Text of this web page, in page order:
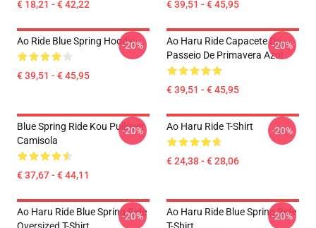
€ 18,21 - € 42,22 € 39,51 - € 45,95
Ao Ride Blue Spring Hoodie
€ 39,51 - € 45,95
-20%
Ao Haru Ride Capacete De
Passeio De Primavera Azul
€ 39,51 - € 45,95
-20%
Blue Spring Ride Kou Pullover
Camisola
€ 37,67 - € 44,11
-20% Ao Haru Ride T-Shirt
€ 24,38 - € 28,06
-20%
Ao Haru Ride Blue Spring Ride
-20%
Ao Haru Ride Blue Spring Ride
-20%